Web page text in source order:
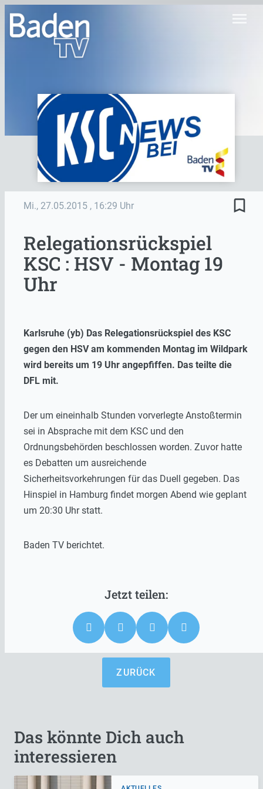
menu
Mi., 27.05.2015 , 16:29 Uhr bookmark_border
Relegationsrückspiel
KSC : HSV - Montag 19
Uhr
Karlsruhe (yb) Das Relegationsrückspiel des KSC
gegen den HSV am kommenden Montag im Wildpark
wird bereits um 19 Uhr angepfiffen. Das teilte die
DFL mit.
Der um eineinhalb Stunden vorverlegte Anstoßtermin
sei in Absprache mit dem KSC und den
Ordnungsbehörden beschlossen worden. Zuvor hatte
es Debatten um ausreichende
Sicherheitsvorkehrungen für das Duell gegeben. Das
Hinspiel in Hamburg findet morgen Abend wie geplant
um 20:30 Uhr statt.
Baden TV berichtet.
ZURÜCK
Das könnte Dich auch
interessieren